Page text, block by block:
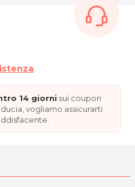
o sulle modalità di acquisto
14 giorni sui coupon
vogliamo assicurarti